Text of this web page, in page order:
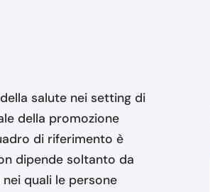
salute nei setting di
della promozione
di riferimento è
dipende soltanto da
quali le persone